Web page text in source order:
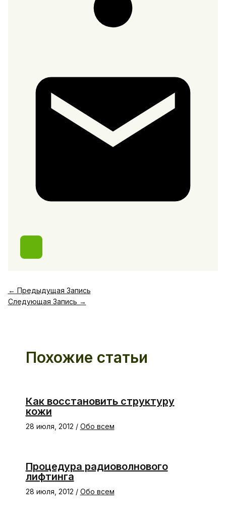
← Предыдущая Запись
Следующая Запись →
Похожие статьи
Как восстановить структуру
кожи
28 июля, 2012 / Обо всем
Процедура радиоволнового
лифтинга
28 июля, 2012 / Обо всем